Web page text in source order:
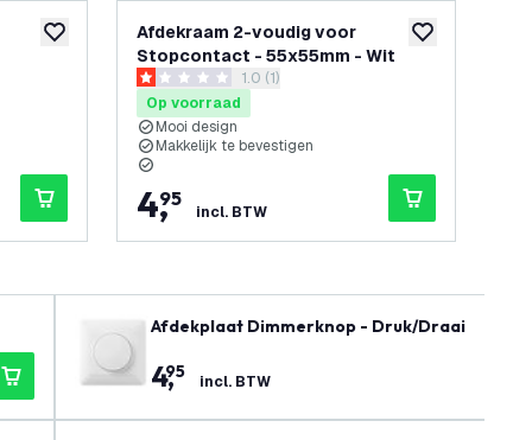
toevoegen aan verlanglijst toevoegen
Afdekraam 2-voudig voor
Stopcontact - 55x55mm - Wit
reviews drawer openen
1 score sterren 1.0 (1)
Op voorraad
Mooi design
Makkelijk te bevestigen
4,
95
incl. BTW
Afdekplaat Dimmerknop - Druk/Draai
4,
95 incl. BTW